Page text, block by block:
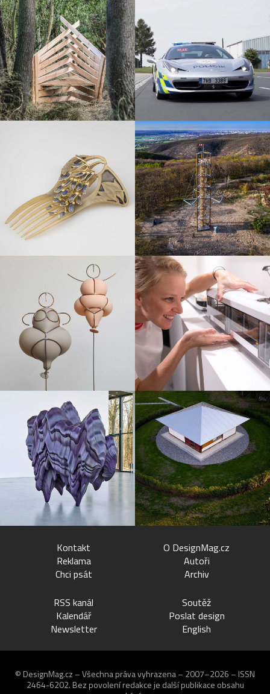
Kontakt
Reklama
Chci psát
O DesignMag.cz
Autoři
Archiv
RSS kanál
Kalendář
Newsletter
Soutěž
Poslat design
English
© DesignMag.cz – Všechna práva vyhrazena – 2007–2026 – ISSN
2464-6202. Bez povolení redakce je další publikace obsahu